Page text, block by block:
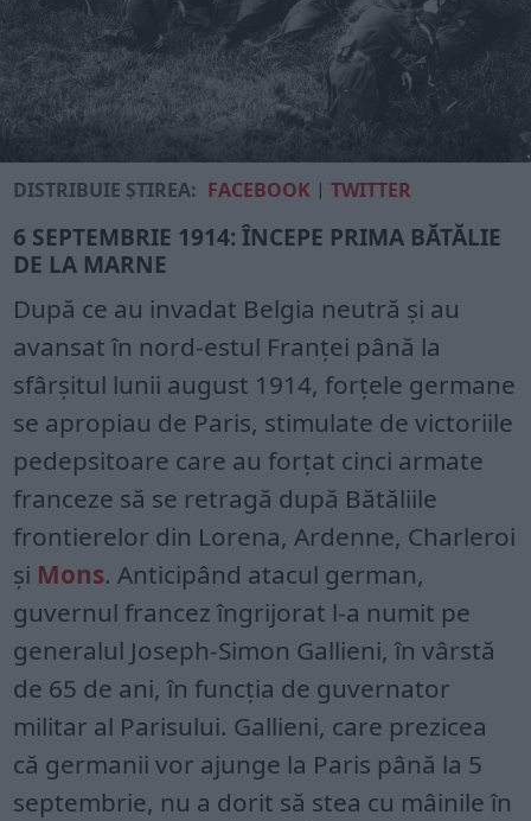
DISTRIBUIE ȘTIREA: FACEBOOK |TWITTER
6 SEPTEMBRIE 1914: ÎNCEPE PRIMA BĂTĂLIE
DE LA MARNE
După ce au invadat Belgia neutră și au
avansat în nord-estul Franței până la
sfârșitul lunii august 1914, forțele germane
se apropiau de Paris, stimulate de victoriile
pedepsitoare care au forțat cinci armate
franceze să se retragă după Bătăliile
frontierelor din Lorena, Ardenne, Charleroi
și Mons. Anticipând atacul german,
guvernul francez îngrijorat l-a numit pe
generalul Joseph-Simon Gallieni, în vârstă
de 65 de ani, în funcția de guvernator
militar al Parisului. Gallieni, care prezicea
că germanii vor ajunge la Paris până la 5
septembrie, nu a dorit să stea cu mâinile în